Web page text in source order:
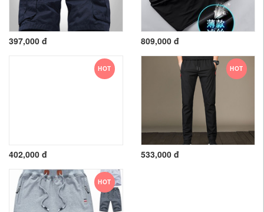
397,000 đ 809,000 đ
HOT
402,000 đ
HOT
533,000 đ
HOT